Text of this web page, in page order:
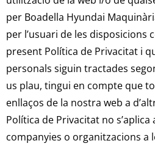
per Boadella Hyundai
per l’usuari de les disposicions
present Política de Privacitat i
personals siguin tractades
us plau, tingui en compte que
enllaços de la nostra web a
Política de Privacitat no s’aplica
companyies o organitzacions a